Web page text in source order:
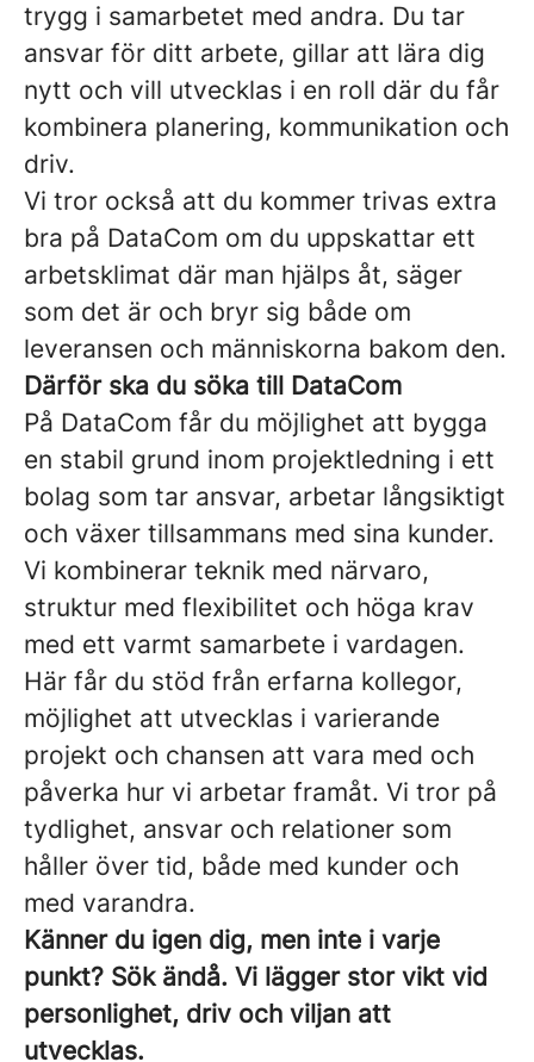
trygg i samarbetet med andra. Du tar
ansvar för ditt arbete, gillar att lära dig
nytt och vill utvecklas i en roll där du får
kombinera planering, kommunikation och
driv.
Vi tror också att du kommer trivas extra
bra på DataCom om du uppskattar ett
arbetsklimat där man hjälps åt, säger
som det är och bryr sig både om
leveransen och människorna bakom den.
Därför ska du söka till DataCom
På DataCom får du möjlighet att bygga
en stabil grund inom projektledning i ett
bolag som tar ansvar, arbetar långsiktigt
och växer tillsammans med sina kunder.
Vi kombinerar teknik med närvaro,
struktur med flexibilitet och höga krav
med ett varmt samarbete i vardagen.
Här får du stöd från erfarna kollegor,
möjlighet att utvecklas i varierande
projekt och chansen att vara med och
påverka hur vi arbetar framåt. Vi tror på
tydlighet, ansvar och relationer som
håller över tid, både med kunder och
med varandra.
Känner du igen dig, men inte i varje
punkt? Sök ändå. Vi lägger stor vikt vid
personlighet, driv och viljan att
utvecklas.